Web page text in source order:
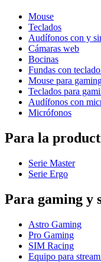
Mouse
Teclados
Audífonos con y
Cámaras web
Bocinas
Fundas con
Mouse para
Teclados para
Audífonos con
Micrófonos
Para la
Serie Master
Serie Ergo
Para gaming y
Astro Gaming
Pro Gaming
SIM Racing
Equipo para